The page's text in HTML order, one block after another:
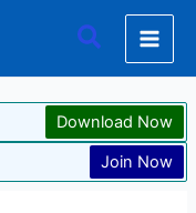
Search
Download Now
Join Now